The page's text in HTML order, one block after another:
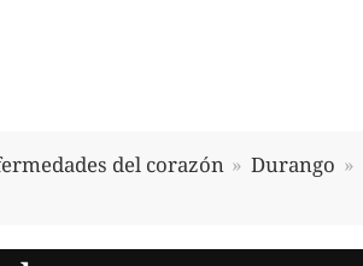
del corazón Durango